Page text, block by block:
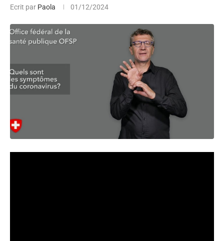
Ecrit par Paola 01/12/2024